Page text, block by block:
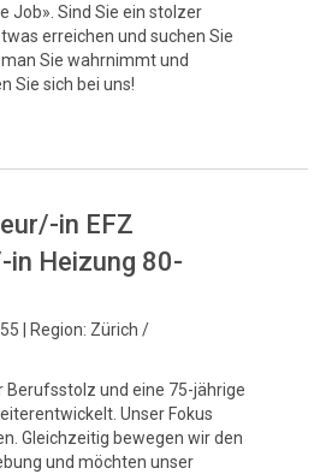
Job». Sind Sie ein stolzer
erreichen und suchen Sie
Sie wahrnimmt und
Sie sich bei uns!
in EFZ
Heizung 80-
| Region: Zürich /
Berufsstolz und eine 75-jährige
Unser Fokus
Gleichzeitig bewegen wir den
und möchten unser